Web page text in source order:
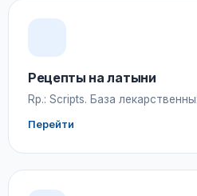
Рецепты на латыни
Rp.: Scripts. База
Перейти